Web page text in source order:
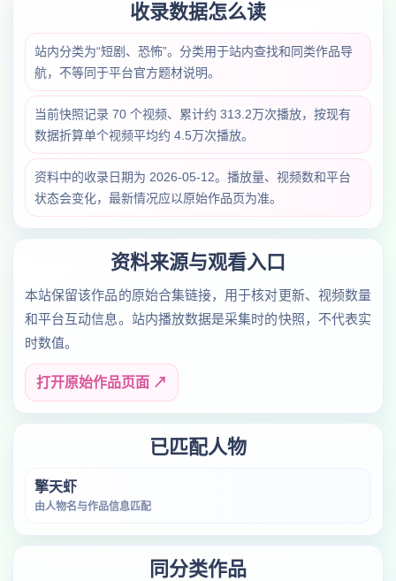
收录数据怎么读
站内分类为“短剧、恐怖”。分类用于站内查找和同类作品导
航，不等同于平台官方题材说明。
当前快照记录 70 个视频、累计约 313.2万次播放，按现有
数据折算单个视频平均约 4.5万次播放。
资料中的收录日期为 2026-05-12。播放量、视频数和平台
状态会变化，最新情况应以原始作品页为准。
资料来源与观看入口
本站保留该作品的原始合集链接，用于核对更新、视频数量
和平台互动信息。站内播放数据是采集时的快照，不代表实
时数值。
打开原始作品页面 ↗
已匹配人物
擎天虾
由人物名与作品信息匹配
同分类作品